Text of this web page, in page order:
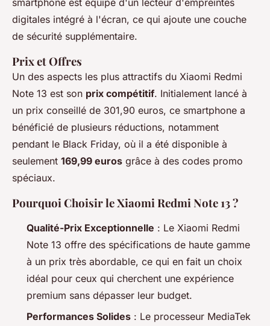
smartphone est équipé d'un lecteur d'empreintes
digitales intégré à l'écran, ce qui ajoute une couche
de sécurité supplémentaire.
Prix et Offres
Un des aspects les plus attractifs du Xiaomi Redmi
Note 13 est son prix compétitif. Initialement lancé à
un prix conseillé de 301,90 euros, ce smartphone a
bénéficié de plusieurs réductions, notamment
pendant le Black Friday, où il a été disponible à
seulement 169,99 euros grâce à des codes promo
spéciaux.
Pourquoi Choisir le Xiaomi Redmi Note 13 ?
Qualité-Prix Exceptionnelle : Le Xiaomi Redmi
Note 13 offre des spécifications de haute gamme
à un prix très abordable, ce qui en fait un choix
idéal pour ceux qui cherchent une expérience
premium sans dépasser leur budget.
Performances Solides : Le processeur MediaTek